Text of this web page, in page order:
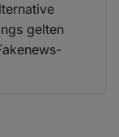
gelten